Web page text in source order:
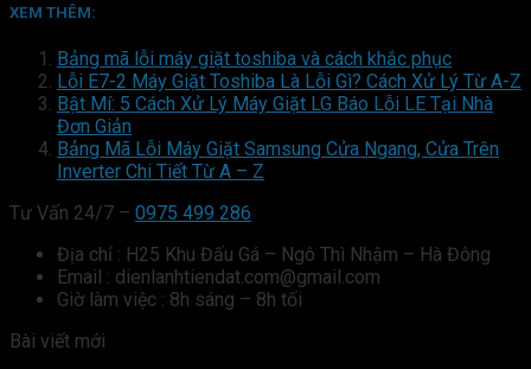
XEM THÊM:
Bảng mã lỗi máy giặt toshiba và cách khắc phục
Lỗi E7-2 Máy Giặt Toshiba Là Lỗi Gì? Cách Xử Lý Từ A-Z
Bật Mí: 5 Cách Xử Lý Máy Giặt LG Báo Lỗi LE Tại Nhà
Đơn Giản
Bảng Mã Lỗi Máy Giặt Samsung Cửa Ngang, Cửa Trên
Inverter Chi Tiết Từ A – Z
Tư Vấn 24/7 – 0975 499 286
Địa chỉ : H25 Khu Đấu Gá – Ngô Thì Nhậm – Hà Đông
Email : dienlanhtiendat.com@gmail.com
Giờ làm việc : 8h sáng – 8h tối
Bài viết mới